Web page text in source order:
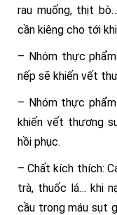
rau muống, thịt
cần kiêng cho tới
– Nhóm thực
nếp sẽ khiến vết
– Nhóm thực
khiến vết thương
hồi phục.
– Chất kích thích:
trà, thuốc lá… khi
cầu trong máu sụt